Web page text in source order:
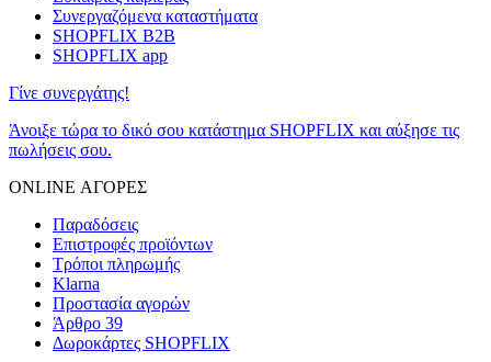
Συνεργαζόμενα καταστήματα
SHOPFLIX B2B
SHOPFLIX app
Γίνε συνεργάτης!
Άνοιξε τώρα το δικό σου κατάστημα SHOPFLIX και αύξησε τις
πωλήσεις σου.
ONLINE ΑΓΟΡΕΣ
Παραδόσεις
Επιστροφές προϊόντων
Τρόποι πληρωμής
Klarna
Προστασία αγορών
Άρθρο 39
Δωροκάρτες SHOPFLIX